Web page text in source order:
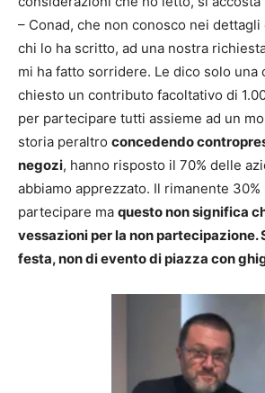
– Conad, che non conosco nei
chi lo ha scritto, ad una nostra
mi ha fatto sorridere. Le dico solo una
chiesto un contributo facoltativo di
per partecipare tutti assieme ad un
storia peraltro concedendo
negozi, hanno risposto il 70% delle
abbiamo apprezzato. Il rimanente
partecipare ma questo non significa
vessazioni per la non partecipazione.
festa, non di evento di piazza con